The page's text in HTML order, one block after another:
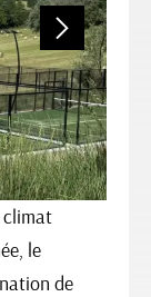
climat
le
de